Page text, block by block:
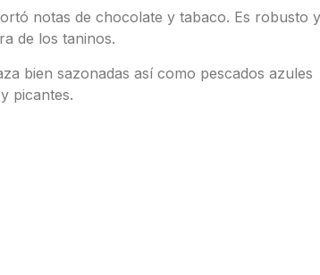
notas de chocolate y tabaco. Es robusto y
de los taninos.
bien sazonadas así como pescados azules
picantes.